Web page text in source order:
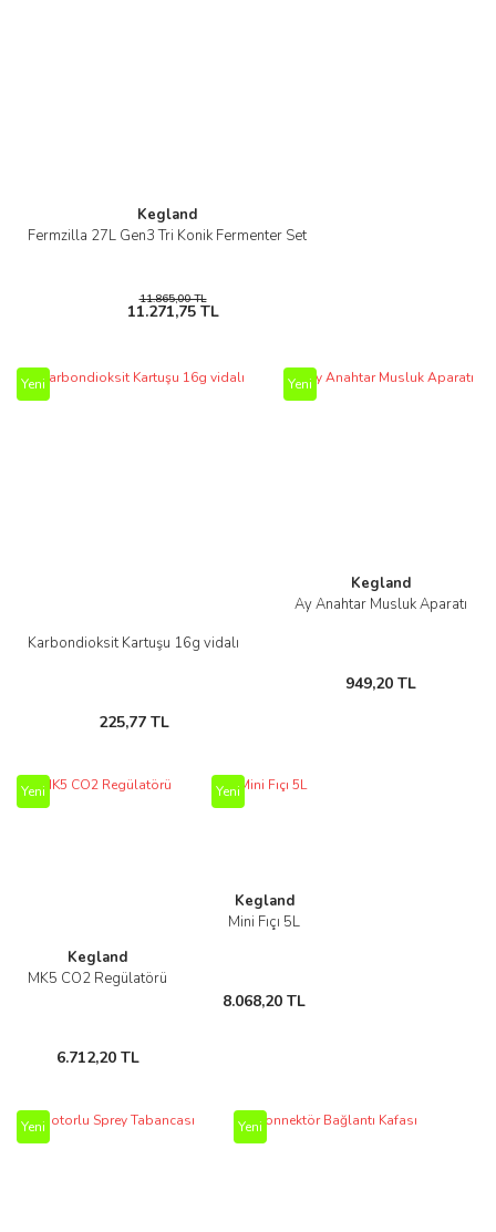
Kegland
Fermzilla 27L Gen3 Tri Konik Fermenter Set
11.865,00 TL
11.271,75 TL
Yeni
Karbondioksit Kartuşu 16g vidalı
225,77 TL
Yeni
Kegland
Ay Anahtar Musluk Aparatı
949,20 TL
Yeni
Kegland
MK5 CO2 Regülatörü
6.712,20 TL
Yeni
Kegland
Mini Fıçı 5L
8.068,20 TL
Yeni Yeni